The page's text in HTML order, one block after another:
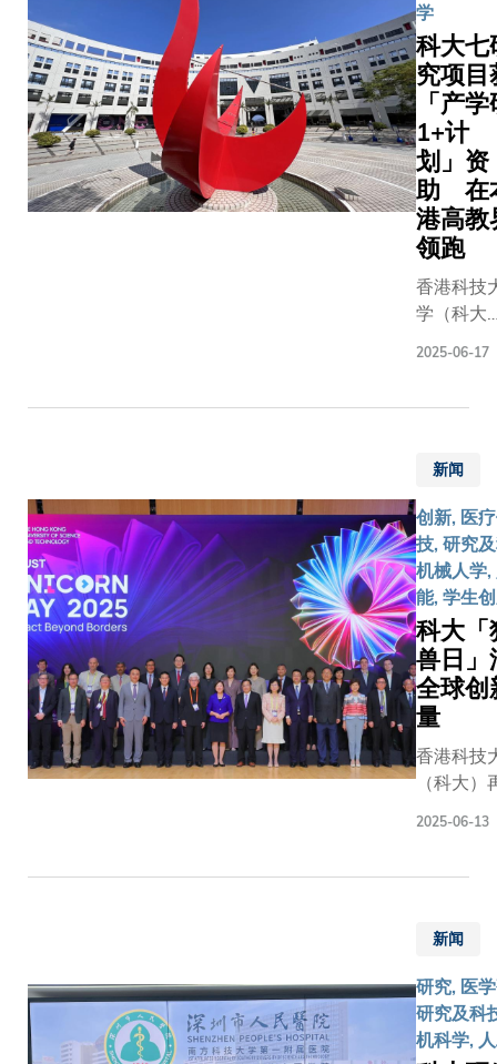
学
科大七
究项目
「产
1+计
划」资
助 在
港高教
领跑
香港科技
学（科大
第二轮拨
越，成为
地大学中
批项目最
的院校，
有七个研
项目获批
助。是次
大获批的
与医疗科
学、人工
能（AI）
进製造和
程等多个
域，充分
现科大在
科研成果
化为实际
用的领导
2025-06-17
新闻
创新, 医
技, 研究
机械人学,
能, 学生
科大「
兽日」
全球创
量
香港科技
（科大）
袖、政府
机遇，交
理念，助
发展。这
2025-06-13
新闻
研究, 医
研究及科
机科学,